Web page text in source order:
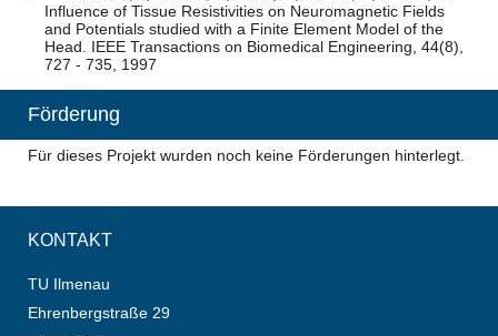
Influence of Tissue Resistivities on Neuromagnetic Fields
and Potentials studied with a Finite Element Model of the
Head. IEEE Transactions on Biomedical Engineering, 44(8),
727 - 735, 1997
Förderung
Für dieses Projekt wurden noch keine Förderungen hinterlegt.
KONTAKT
TU Ilmenau
Ehrenbergstraße 29